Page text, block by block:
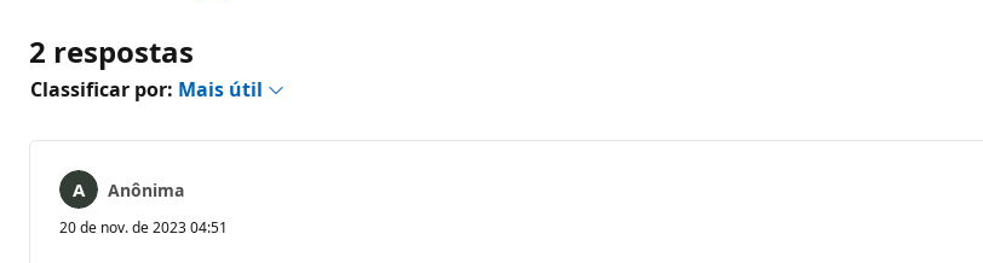
2 respostas
Classificar por: Mais útil
Anônima
20 de nov. de 2023 04:51